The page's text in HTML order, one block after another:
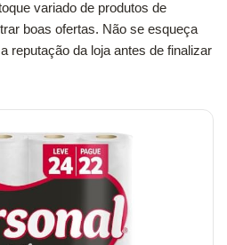
variado de produtos de
boas ofertas. Não se esqueça
reputação da loja antes de finalizar